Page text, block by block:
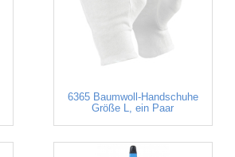
6365 Baumwoll-Handschuhe
Größe L, ein Paar